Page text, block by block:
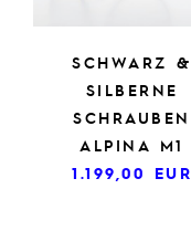
SCHWARZ &
SILBERNE
SCHRAUBEN
ALPINA M1
1.199,00 EUR